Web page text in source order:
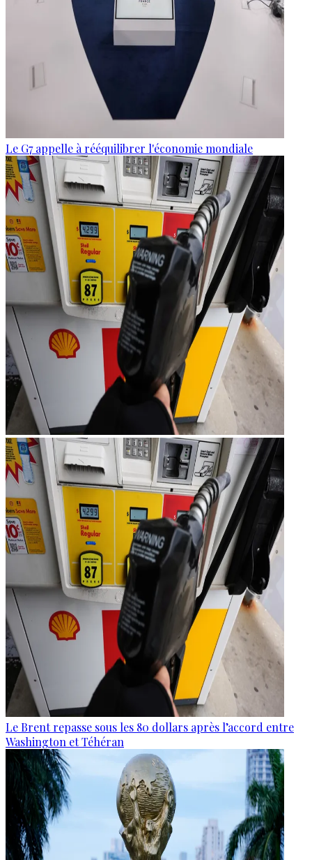
Le G7 appelle à rééquilibrer l'économie mondiale
Le Brent repasse sous les 80 dollars après l’accord entre
Washington et Téhéran